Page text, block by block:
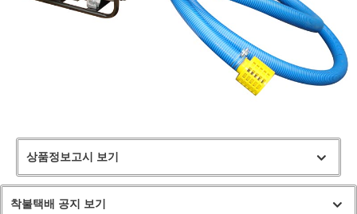
상품정보고시 보기
착불택배 공지 보기